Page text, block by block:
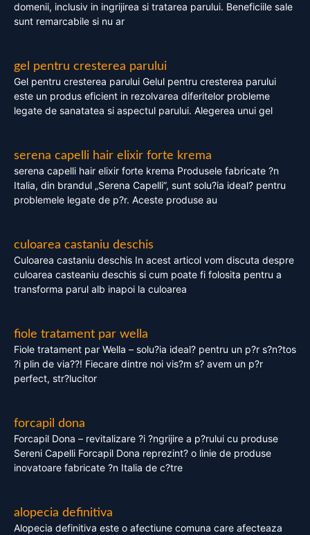
domenii, inclusiv in ingrijirea si tratarea parului. Beneficiile sale
sunt remarcabile si nu ar
gel pentru cresterea parului
Gel pentru cresterea parului Gelul pentru cresterea parului
este un produs eficient in rezolvarea diferitelor probleme
legate de sanatatea si aspectul parului. Alegerea unui gel
serena capelli hair elixir forte krema
serena capelli hair elixir forte krema Produsele fabricate ?n
Italia, din brandul „Serena Capelli”, sunt solu?ia ideal? pentru
problemele legate de p?r. Aceste produse au
culoarea castaniu deschis
Culoarea castaniu deschis In acest articol vom discuta despre
culoarea casteaniu deschis si cum poate fi folosita pentru a
transforma parul alb inapoi la culoarea
fiole tratament par wella
Fiole tratament par Wella – solu?ia ideal? pentru un p?r s?n?tos
?i plin de via??! Fiecare dintre noi vis?m s? avem un p?r
perfect, str?lucitor
forcapil dona
Forcapil Dona – revitalizare ?i ?ngrijire a p?rului cu produse
Sereni Capelli Forcapil Dona reprezint? o linie de produse
inovatoare fabricate ?n Italia de c?tre
alopecia definitiva
Alopecia definitiva este o afectiune comuna care afecteaza